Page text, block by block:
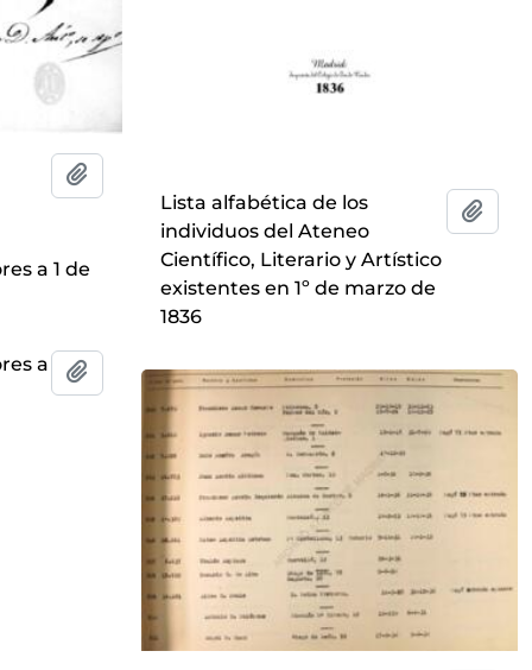
Add to clipboard
Lista alfabética de los
individuos del Ateneo
Científico, Literario y Artístico
existentes en 1º de marzo de
1836
Add
a 1 de
a
Add to clipboard